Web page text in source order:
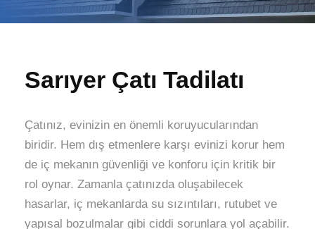
Sarıyer Çatı Tadilatı
Çatınız, evinizin en önemli koruyucularından
biridir. Hem dış etmenlere karşı evinizi korur hem
de iç mekanın güvenliği ve konforu için kritik bir
rol oynar. Zamanla çatınızda oluşabilecek
hasarlar, iç mekanlarda su sızıntıları, rutubet ve
yapısal bozulmalar gibi ciddi sorunlara yol açabilir.